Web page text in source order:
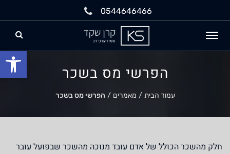
0544646466
הפרשי מס בשכר
עמוד הבית / מאמרים / הפרשי מס בשכר
חלק מהשכר הכולל של אדם עובד מנוכה מהשכר שבפועל עובר